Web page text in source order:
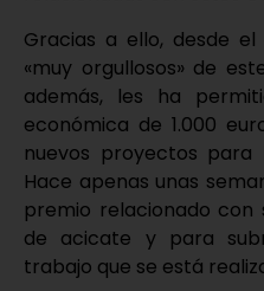
Gracias a ello, desde
«muy orgullosos» de
además, les ha
económica de 1.000
nuevos proyectos para
Hace apenas unas
premio relacionado con
de acicate y para
trabajo que se está